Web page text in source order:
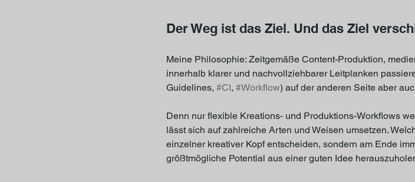
Der Weg ist das Ziel. Und das Ziel
Meine Philosophie: Zeitgemäße Content-Produktion,
innerhalb klarer und nachvollziehbarer Leitplanken
Guidelines, #CI, #Workflow) auf der anderen Seite aber
Denn nur flexible Kreations- und Produktions-Workflows
lässt sich auf zahlreiche Arten und Weisen umsetzen.
einzelner kreativer Kopf entscheiden, sondern am Ende
größtmögliche Potential aus einer guten Idee